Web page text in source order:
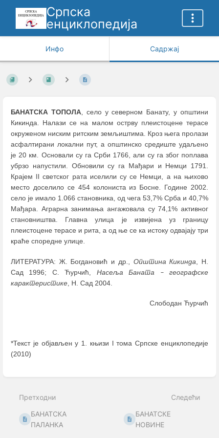
Српска
енциклопедија
Инфо Садржај
БАНАТСКА ТОПОЛА, село у северном Банату, у општини
Кикинда. Налази се на малом острву плеистоцене терасе
окруженом ниским ритским земљиштима. Кроз њега пролази
асфалтирани локални пут, а општинско средиште удаљено
је 20 км. Основали су га Срби 1766, али су га због поплава
убрзо напустили. Обновили су га Мађари и Немци 1791.
Крајем II светског рата иселили су се Немци, а на њихово
место доселило се 454 колониста из Босне. Године 2002.
село је имало 1.066 становника, од чега 53,7% Срба и 40,7%
Мађара. Аграрна занимања ангажовала су 74,1% активног
становништва. Главна улица је извијена уз границу
плеистоцене терасе и рита, а од ње се ка истоку одвајају три
краће споредне улице.
ЛИТЕРАТУРА: Ж. Богдановић и др., Општина Кикинда , Н.
Сад 1996; С. Ћурчић, Насеља Баната –географске
карактеристике , Н. Сад 2004.
Слободан Ћурчић
*Текст је објављен у 1. књизи I тома Српске енциклопедије
(2010)
mode
Претходни
БАНАТСКА
ПАЛАНКА
Следећи
БАНАТСКЕ
НОВИНЕ